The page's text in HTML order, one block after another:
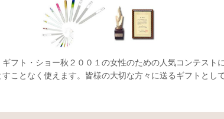
フト・ショー秋２００１の女性のための人気コンテス
ことなく使えます。皆様の大切な方々に送るギフトとし